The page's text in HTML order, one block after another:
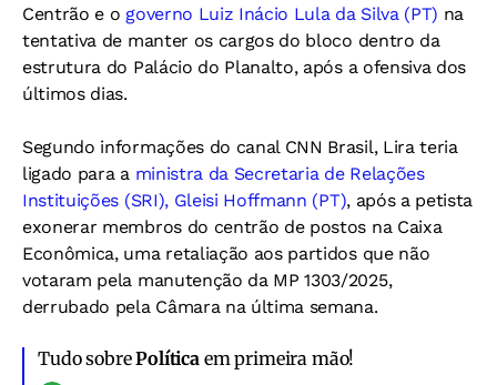
Centrão e o governo Luiz Inácio Lula da Silva (PT) na
tentativa de manter os cargos do bloco dentro da
estrutura do Palácio do Planalto, após a ofensiva dos
últimos dias.
Segundo informações do canal CNN Brasil, Lira teria
ligado para a ministra da Secretaria de Relações
Instituições (SRI), Gleisi Hoffmann (PT), após a petista
exonerar membros do centrão de postos na Caixa
Econômica, uma retaliação aos partidos que não
votaram pela manutenção da MP 1303/2025,
derrubado pela Câmara na última semana.
Tudo sobrePolíticaem primeira mão!